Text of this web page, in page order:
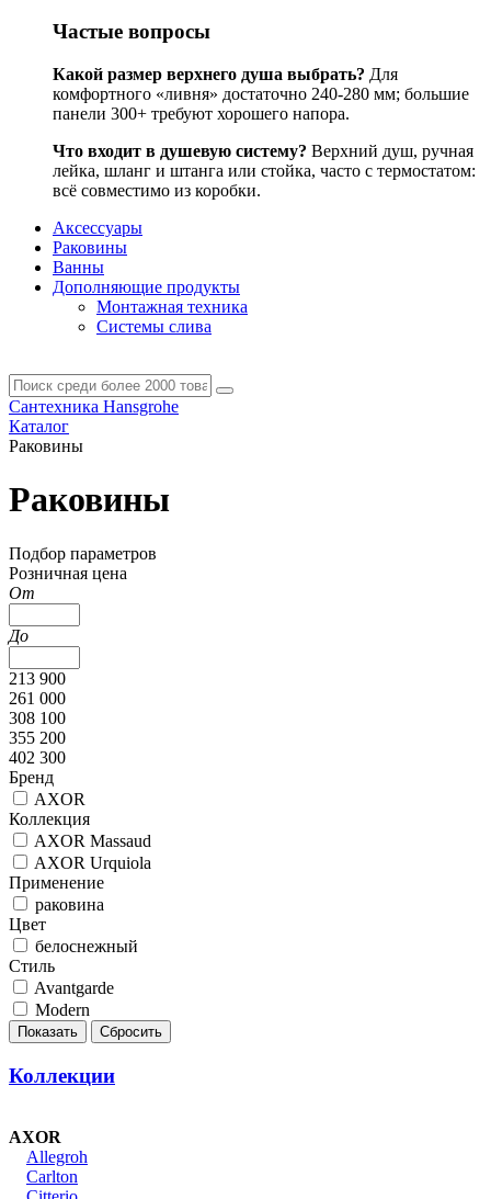
Частые вопросы
Какой размер верхнего душа выбрать? Для
комфортного «ливня» достаточно 240-280 мм; большие
панели 300+ требуют хорошего напора.
Что входит в душевую систему? Верхний душ, ручная
лейка, шланг и штанга или стойка, часто с термостатом:
всё совместимо из коробки.
Аксессуары
Раковины
Ванны
Дополняющие продукты
Монтажная техника
Системы слива
Сантехника Hansgrohe
Каталог
Раковины
Раковины
Подбор параметров
Розничная цена
От
До
213 900
261 000
308 100
355 200
402 300
Бренд
AXOR
Коллекция
AXOR Massaud
AXOR Urquiola
Применение
раковина
Цвет
белоснежный
Стиль
Avantgarde
Modern
Коллекции
AXOR
Allegroh
Carlton